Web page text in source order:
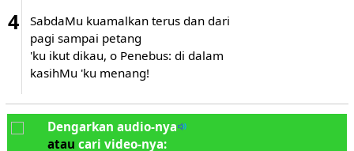
4
SabdaMu kuamalkan terus dan dari
pagi sampai petang
'ku ikut dikau, o Penebus: di dalam
kasihMu 'ku menang!
Dengarkan audio-nya
ataucari video-nya: